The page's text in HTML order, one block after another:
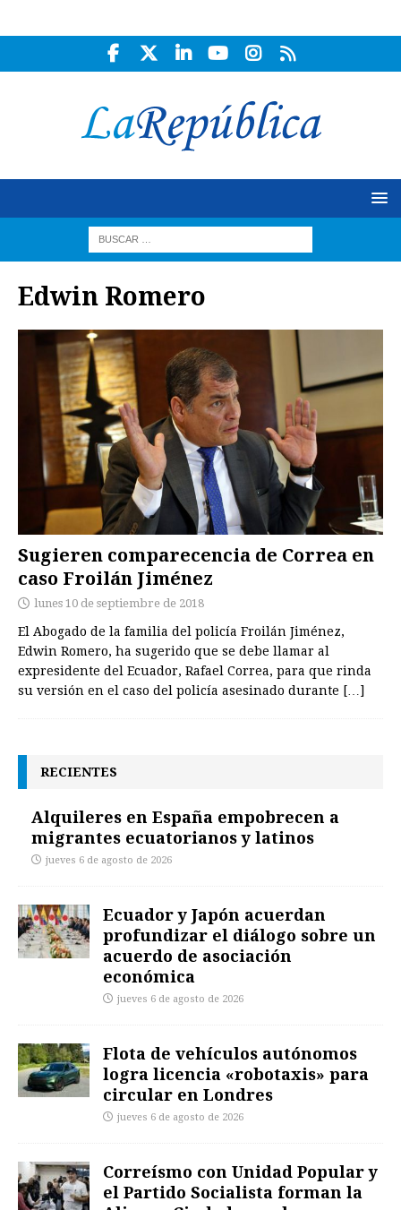
Edwin Romero
Sugieren comparecencia de Correa en
caso Froilán Jiménez
lunes 10 de septiembre de 2018
El Abogado de la familia del policía Froilán Jiménez,
Edwin Romero, ha sugerido que se debe llamar al
expresidente del Ecuador, Rafael Correa, para que rinda
su versión en el caso del policía asesinado durante […]
RECIENTES
Alquileres en España empobrecen a
migrantes ecuatorianos y latinos
jueves 6 de agosto de 2026
Ecuador y Japón acuerdan
profundizar el diálogo sobre un
acuerdo de asociación
económica
jueves 6 de agosto de 2026
Flota de vehículos autónomos
logra licencia «robotaxis» para
circular en Londres
jueves 6 de agosto de 2026
Correísmo con Unidad Popular y
el Partido Socialista forman la